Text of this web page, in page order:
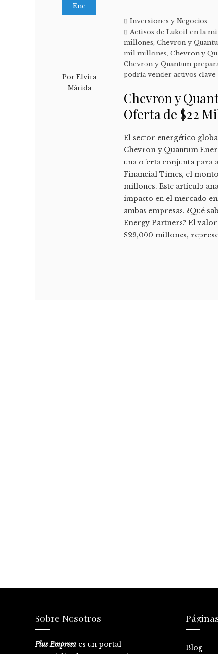
Ene
PorElvira
Márida
Inversiones y Negocios
Activos de Lukoil en la
millones,Chevron y
mil millones,Chevron y
Chevron y Quantum
podría vender activos
Chevron y
Oferta de $22
El sector energético
Chevron y Quantum
una oferta conjunta para
Financial Times, el
millones. Este artículo
impacto en el mercado
ambas empresas. ¿Qué
Energy Partners? El
$22,000 millones,
Sobre Nosotros
Plus Empresa es un portal
Blog